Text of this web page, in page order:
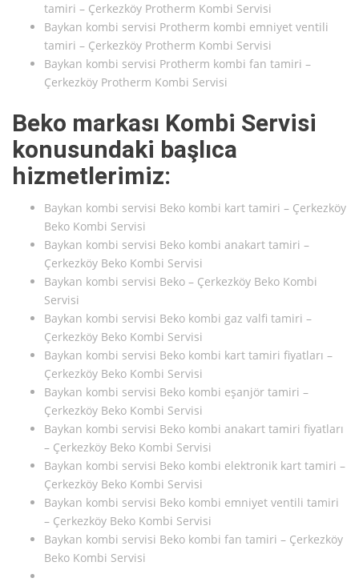
tamiri – Çerkezköy Protherm Kombi Servisi
Baykan kombi servisi Protherm kombi emniyet ventili
tamiri – Çerkezköy Protherm Kombi Servisi
Baykan kombi servisi Protherm kombi fan tamiri –
Çerkezköy Protherm Kombi Servisi
Beko markası Kombi Servisi
konusundaki başlıca
hizmetlerimiz:
Baykan kombi servisi Beko kombi kart tamiri – Çerkezköy
Beko Kombi Servisi
Baykan kombi servisi Beko kombi anakart tamiri –
Çerkezköy Beko Kombi Servisi
Baykan kombi servisi Beko – Çerkezköy Beko Kombi
Servisi
Baykan kombi servisi Beko kombi gaz valfi tamiri –
Çerkezköy Beko Kombi Servisi
Baykan kombi servisi Beko kombi kart tamiri fiyatları –
Çerkezköy Beko Kombi Servisi
Baykan kombi servisi Beko kombi eşanjör tamiri –
Çerkezköy Beko Kombi Servisi
Baykan kombi servisi Beko kombi anakart tamiri fiyatları
– Çerkezköy Beko Kombi Servisi
Baykan kombi servisi Beko kombi elektronik kart tamiri –
Çerkezköy Beko Kombi Servisi
Baykan kombi servisi Beko kombi emniyet ventili tamiri
– Çerkezköy Beko Kombi Servisi
Baykan kombi servisi Beko kombi fan tamiri – Çerkezköy
Beko Kombi Servisi